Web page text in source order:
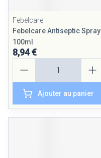
Febelcare
Febelcare Antiseptic Spray
100ml
8,94 €
Ajouter au panier